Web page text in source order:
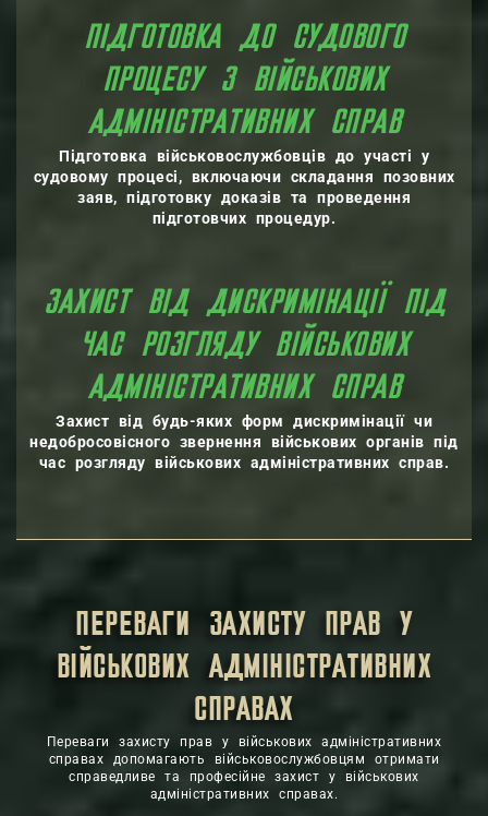
ПІДГОТОВКА ДО СУДОВОГО
ПРОЦЕСУ З ВІЙСЬКОВИХ
АДМІНІСТРАТИВНИХ СПРАВ
Підготовка військовослужбовців до участі у
судовому процесі, включаючи складання позовних
заяв, підготовку доказів та проведення
підготовчих процедур.
ЗАХИСТ ВІД ДИСКРИМІНАЦІЇ ПІД
ЧАС РОЗГЛЯДУ ВІЙСЬКОВИХ
АДМІНІСТРАТИВНИХ СПРАВ
Захист від будь-яких форм дискримінації чи
недобросовісного звернення військових органів під
час розгляду військових адміністративних справ.
ПЕРЕВАГИ ЗАХИСТУ ПРАВ У
ВІЙСЬКОВИХ АДМІНІСТРАТИВНИХ
СПРАВАХ
Переваги захисту прав у військових адміністративних
справах допомагають військовослужбовцям отримати
справедливе та професійне захист у військових
адміністративних справах.